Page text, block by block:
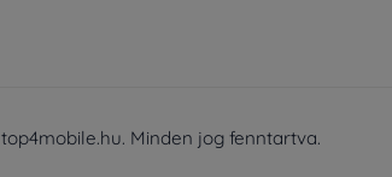
top4mobile.hu. Minden jog fenntartva.